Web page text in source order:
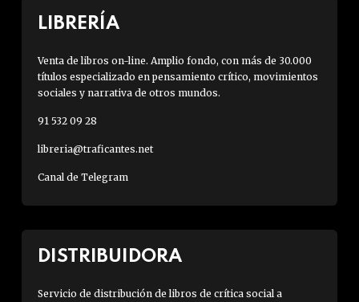
LIBRERÍA
Venta de libros on-line. Amplio fondo, con más de 30.000
títulos especializado en pensamiento crítico, movimientos
sociales y narrativa de otros mundos.
91 532 09 28
libreria@traficantes.net
Canal de Telegram
DISTRIBUIDORA
Servicio de distribución de libros de crítica social a